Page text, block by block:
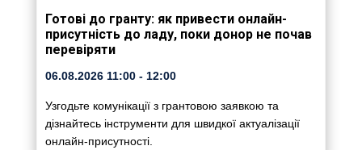
Готові до гранту: як привести онлайн-
присутність до ладу, поки донор не почав
перевіряти
06.08.202611:00- 12:00
Узгодьте комунікації з грантовою заявкою та
дізнайтесь інструменти для швидкої актуалізації
онлайн-присутності.